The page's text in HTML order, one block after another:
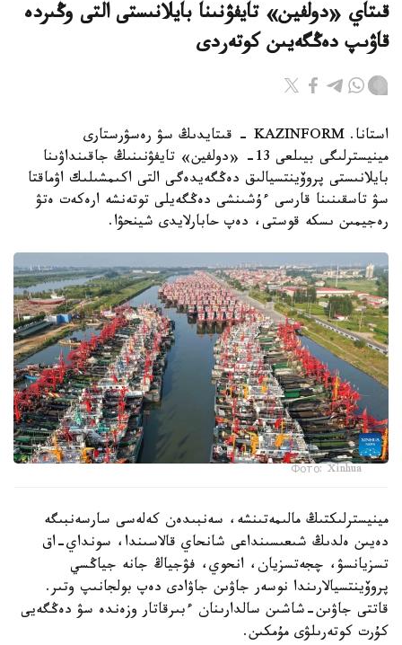
قىتاي «دولفين» تايفۋنىنا بايلانىستى التى وڭىردە
قاۋىپ دەڭگەيىن كوتەردى
استانا. KAZINFORM - قىتايدىڭ سۋ رەسۋرستارى
مينيسترلىگى بيىلعى 13- «دولفين» تايفۋنىنىڭ جاقىنداۋىنا
بايلانىستى پروۆينتسيالىق دەڭگەيدەگى التى اكىمشىلىك اۋماقتا
سۋ تاسقىنىنا قارسى ءۇشىنشى دەڭگەيلى توتەنشە ارەكەت ەتۋ
رەجيمىن ىسكە قوستى، دەپ حابارلايدى شينحۋا.
Фото: Xinhua
مينيسترلىكتىڭ مالىمەتىنشە، سەنبىدەن كەلەسى سارسەنبىگە
دەيىن ەلدىڭ شىعىسىنداعى شانحاي قالاسىندا، سونداي-اق
تسزيانسۋ، چجەتسزيان، انحوي، فۋجياڭ جانە جياڭسي
پروۆينتسيالارىندا نوسەر جاۋىن جاۋادى دەپ بولجانىپ وتىر.
قاتتى جاۋىن-شاشىن سالدارىنان ءبىرقاتار وزەندە سۋ دەڭگەيى
كۇرت كوتەرىلۋى مۇمكىن.